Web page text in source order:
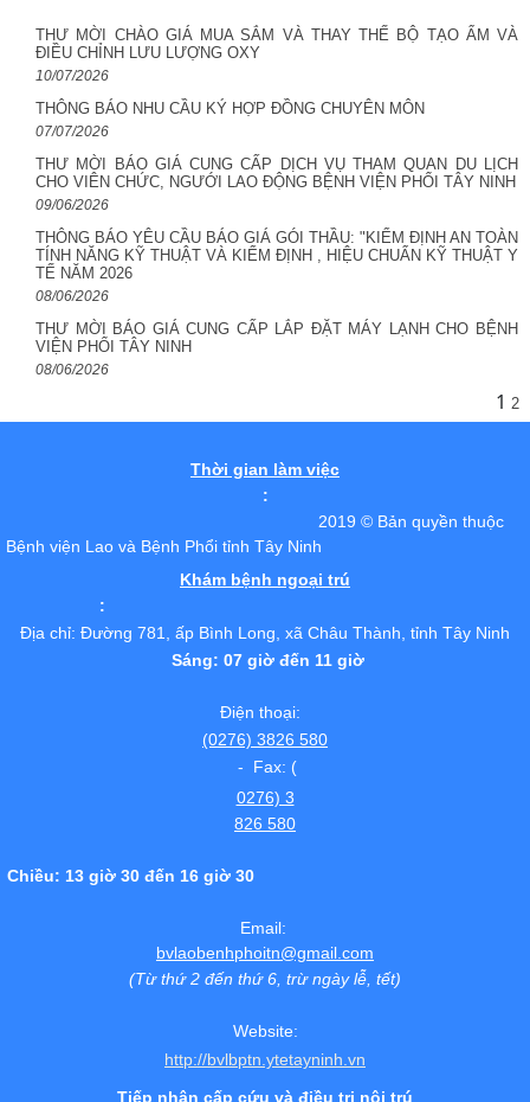
THƯ MỜI CHÀO GIÁ MUA SẮM VÀ THAY THẾ BỘ TẠO ẨM VÀ
ĐIỀU CHỈNH LƯU LƯỢNG OXY
10/07/2026
THÔNG BÁO NHU CẦU KÝ HỢP ĐỒNG CHUYÊN MÔN
07/07/2026
THƯ MỜI BÁO GIÁ CUNG CẤP DỊCH VỤ THAM QUAN DU LỊCH
CHO VIÊN CHỨC, NGƯỚI LAO ĐỘNG BỆNH VIỆN PHỔI TÂY NINH
09/06/2026
THÔNG BÁO YÊU CẦU BÁO GIÁ GÓI THẦU: "KIỂM ĐỊNH AN TOÀN
TÍNH NĂNG KỸ THUẬT VÀ KIỂM ĐỊNH , HIỆU CHUẨN KỸ THUẬT Y
TẾ NĂM 2026
08/06/2026
THƯ MỜI BÁO GIÁ CUNG CẤP LẮP ĐẶT MÁY LẠNH CHO BỆNH
VIỆN PHỔI TÂY NINH
08/06/2026
1 2
Thời gian làm việc
:
2019 © Bản quyền thuộc
Bệnh viện Lao và Bệnh Phổi tỉnh Tây Ninh
Khám bệnh ngoại trú
:
Địa chỉ: Đường 781, ấp Bình Long, xã Châu Thành, tỉnh Tây Ninh
Sáng: 07 giờ đến 11 giờ
Điện thoại:
(0276) 3826 580
- Fax: (
0276) 3
826 580
Chiều: 13 giờ 30 đến 16 giờ 30
Email:
bvlaobenhphoitn@gmail.com
(Từ thứ 2 đến thứ 6, trừ ngày lễ, tết)
Website:
http://bvlbptn.ytetayninh.vn
Tiếp nhận cấp cứu và điều trị nội trú